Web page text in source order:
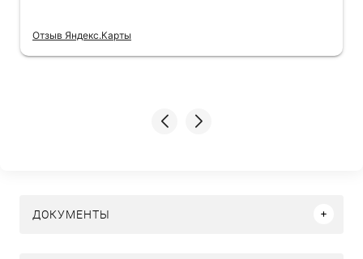
Отзыв Яндекс.Карты
ДОКУМЕНТЫ